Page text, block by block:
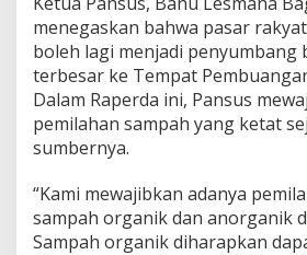
l
a
h
a
n
L
i
a
h
d
a
menegaskan bahwa pasar
boleh lagi menjadi penyumbang
terbesar ke Tempat
Dalam Raperda ini, Pansus
pemilahan sampah yang ketat
sumbernya.
​“Kami mewajibkan adanya
sampah organik dan anorganik
Sampah organik diharapkan